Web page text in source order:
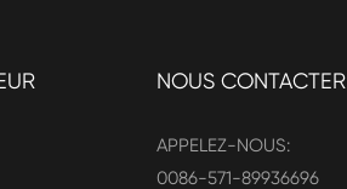
NOUS CONTACTER
APPELEZ-NOUS:
0086-571-89936696